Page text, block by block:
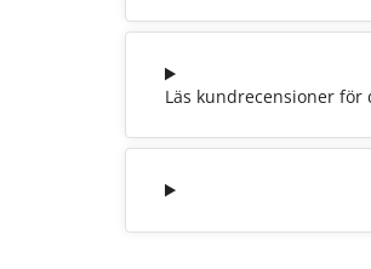
Läs kundrecensioner